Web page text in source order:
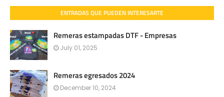
ENTRADAS QUE PUEDEN INTERESARTE
Remeras estampadas DTF - Empresas
July 01, 2025
Remeras egresados 2024
December 10, 2024